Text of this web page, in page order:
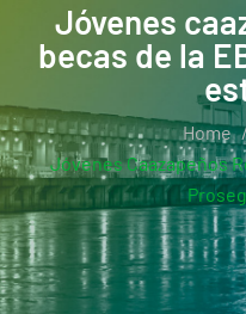
Jóvenes
becas de la
Home
Jóvenes Caazapeños